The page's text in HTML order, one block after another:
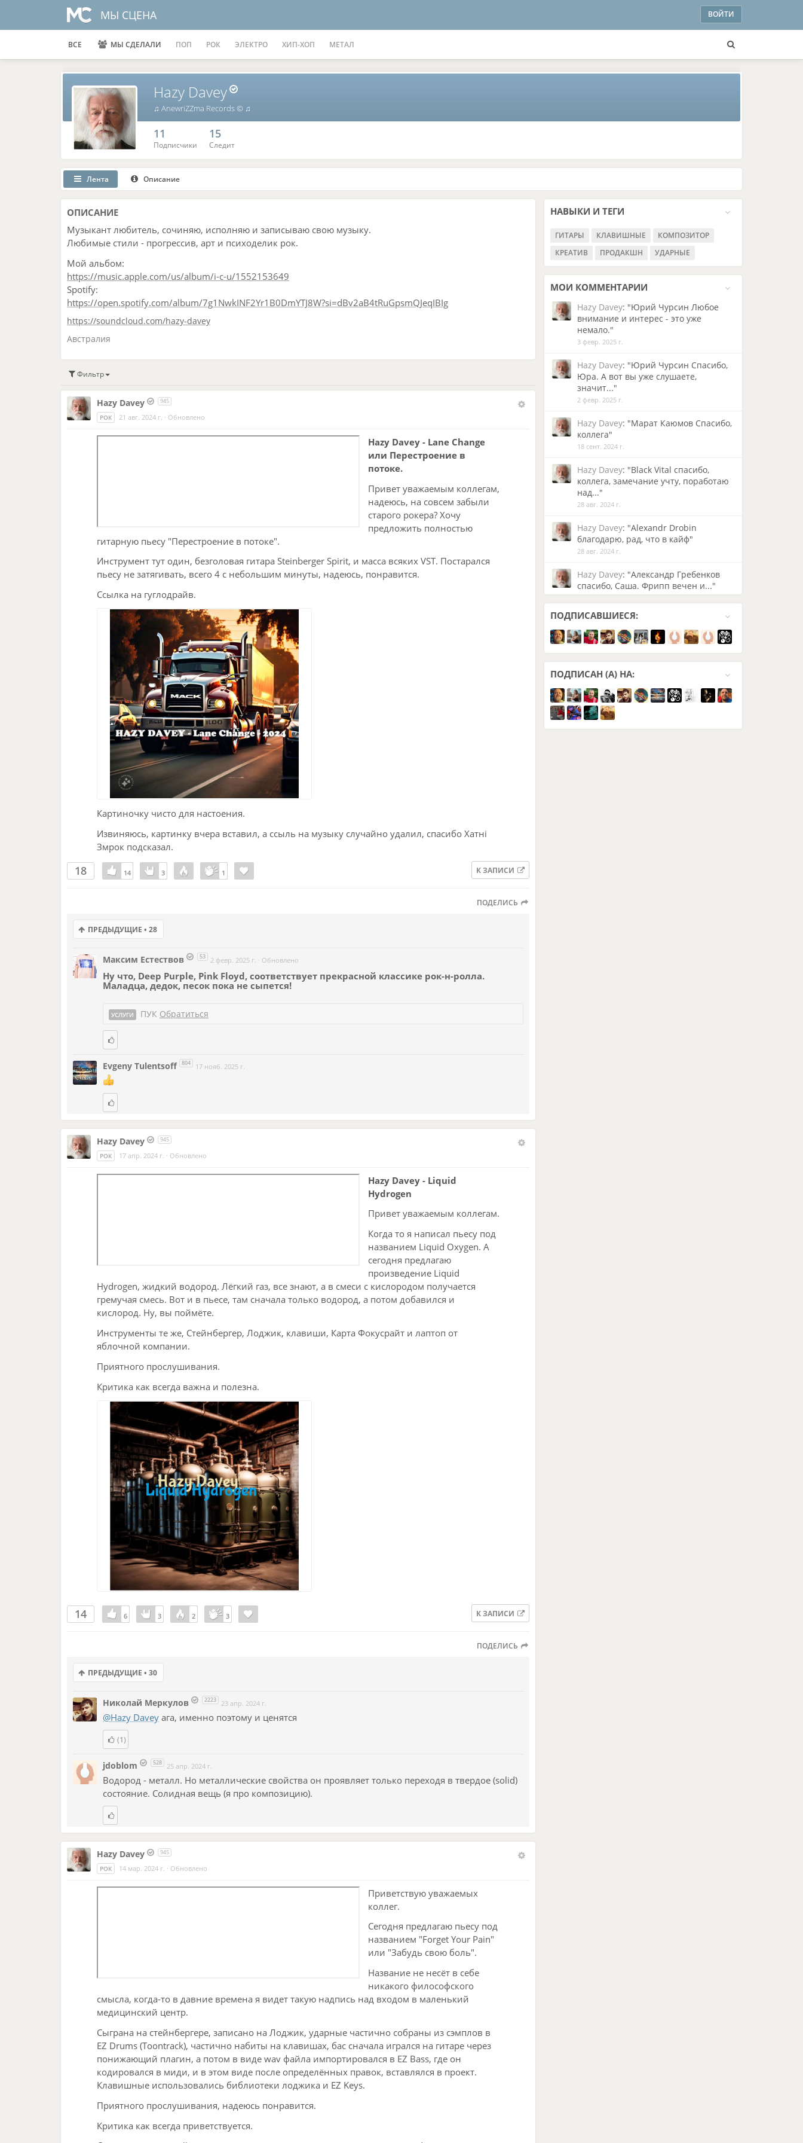
МЫ СЦЕНА ВОЙТИ
ВСЕ МЫ СДЕЛАЛИ ПОП РОК ЭЛЕКТРО ХИП-ХОП МЕТАЛ
Hazy Davey
♫ AnewriZZma Records © ♫
11
Подписчики
15
Следит
Лента Описание
ОПИСАНИЕ
Музыкант любитель, сочиняю, исполняю и записываю свою музыку.
Любимые стили - прогрессив, арт и психоделик рок.
Мой альбом:
https://music.apple.com/us/album/i-c-u/1552153649
Spotify:
https://open.spotify.com/album/7g1NwkINF2Yr1B0DmYTJ8W?si=dBv2aB4tRuGpsmQJeqIBIg
https://soundcloud.com/hazy-davey
Австралия
Фильтр
Hazy Davey 945
РОК 21 авг. 2024 г. · Обновлено
Hazy Davey - Lane Change
или Перестроение в
потоке.
Привет уважаемым коллегам,
надеюсь, на совсем забыли
старого рокера? Хочу
предложить полностью
гитарную пьесу "Перестроение в потоке".
Инструмент тут один, безголовая гитара Steinberger Spirit, и масса всяких VST. Постарался
пьесу не затягивать, всего 4 с небольшим минуты, надеюсь, понравится.
Ссылка на гуглодрайв.
Картиночку чисто для настоения.
Извиняюсь, картинку вчера вставил, а ссыль на музыку случайно удалил, спасибо Хатнi
Змрок подсказал.
К ЗАПИСИ
18 14
14 3
3 11
ПОДЕЛИСЬ
ПРЕДЫДУЩИЕ • 28
Максим Естествов 53 2 февр. 2025 г. · Обновлено
Ну что, Deep Purple, Pink Floyd, соответствует прекрасной классике рок-н-ролла.
Маладца, дедок, песок пока не сыпется!
УСЛУГИ ПУК Обратиться
Evgeny Tulentsoff 804 17 нояб. 2025 г.
Hazy Davey 945
РОК 17 апр. 2024 г. · Обновлено
Hazy Davey - Liquid
Hydrogen
Привет уважаемым коллегам.
Когда то я написал пьесу под
названием Liquid Oxygen. А
сегодня предлагаю
произведение Liquid
Hydrogen, жидкий водород. Лёгкий газ, все знают, а в смеси с кислородом получается
гремучая смесь. Вот и в пьесе, там сначала только водород, а потом добавился и
кислород. Ну, вы поймёте.
Инструменты те же, Стейнбергер, Лоджик, клавиши, Карта Фокусрайт и лаптоп от
яблочной компании.
Приятного прослушивания.
Критика как всегда важна и полезна.
К ЗАПИСИ
14 6
6 3
3 2
2 3
3
ПОДЕЛИСЬ
ПРЕДЫДУЩИЕ • 30
Николай Меркулов 2223 23 апр. 2024 г.
@Hazy Davey ага, именно поэтому и ценятся
(1)
jdoblom 528 25 апр. 2024 г.
Водород - металл. Но металлические свойства он проявляет только переходя в твердое (solid)
состояние. Солидная вещь (я про композицию).
Hazy Davey 945
РОК 14 мар. 2024 г. · Обновлено
Приветствую уважаемых
коллег.
Сегодня предлагаю пьесу под
названием "Forget Your Pain"
или "Забудь свою боль".
Название не несёт в себе
никакого философского
смысла, когда-то в давние времена я видет такую надпись над входом в маленький
медицинский центр.
Сыграна на стейнбергере, записано на Лоджик, ударные частично собраны из сэмплов в
EZ Drums (Toontrack), частично набиты на клавишах, бас сначала игрался на гитаре через
понижающий плагин, а потом в виде wav файла импортировался в EZ Bass, где он
кодировался в миди, и в этом виде после определённых правок, вставлялся в проект.
Клавишные использовались библиотеки лоджика и EZ Keys.
Приятного прослушивания, надеюсь понравится.
Критика как всегда приветствуется.
НАВЫКИ И ТЕГИ
ГИТАРЫ КЛАВИШНЫЕ
КОМПОЗИТОР
КРЕАТИВ
ПРОДАКШН УДАРНЫЕ
МОИ КОММЕНТАРИИ
Hazy Davey: "Юрий Чурсин Любое
внимание и интерес - это уже
немало."
3 февр. 2025 г.
Hazy Davey: "Юрий Чурсин Спасибо,
Юра. А вот вы уже слушаете,
значит..."
2 февр. 2025 г.
Hazy Davey: "Марат Каюмов Спасибо,
коллега"
18 сент. 2024 г.
Hazy Davey: "Black Vital спасибо,
коллега, замечание учту, поработаю
над..."
28 авг. 2024 г.
Hazy Davey: "Alexandr Drobin
благодарю, рад, что в кайф"
28 авг. 2024 г.
Hazy Davey: "Александр Гребенков
спасибо, Саша. Фрипп вечен и..."
Hazy Davey: "Витамор Ефремов
Витамор, в этой пьесе 2 бас
гитары,..."
25 авг. 2024 г.
Hazy Davey: "Витамор Ефремов
Сегодня доберусь до своего
студийного..."
24 авг. 2024 г.
ПОДПИСАВШИЕСЯ:
ПОДПИСАН (А) НА: